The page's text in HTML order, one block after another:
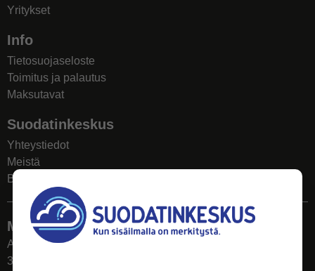
Yritykset
Info
Tietosuojaseloste
Toimitus ja palautus
Maksutavat
Suodatinkeskus
Yhteystiedot
Meistä
Blogi
Myymälä
Ahlmanintie 61
33800 Tampere